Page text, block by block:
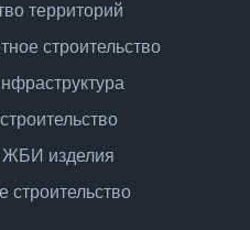
территорий
строительство
изделия